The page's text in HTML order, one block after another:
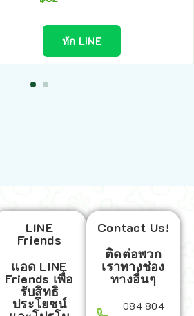
ทัก LINE
LINE
Friends
แอด LINE
Friends เพื่อ
รับสิทธิ
ประโยชน์
Contact Us!
ติดต่อพวก
เราทางช่อง
ทางอื่นๆ
084 804